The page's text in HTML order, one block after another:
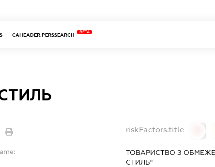
CAHEADER.PERSSEARCH
BETA
riskFactors.title
ТОВАРИСТВО З
СТИЛЬ"